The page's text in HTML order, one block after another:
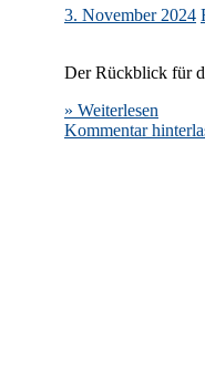
3. November 2024
Der Rückblick für
» Weiterlesen
Kommentar